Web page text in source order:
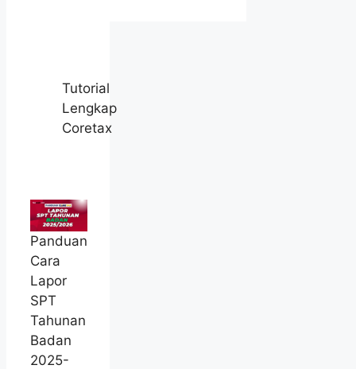
Tutorial
Lengkap
Coretax
Panduan
Cara
Lapor
SPT
Tahunan
Badan
2025-